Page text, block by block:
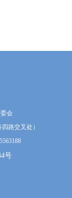
会
路交叉处）
号